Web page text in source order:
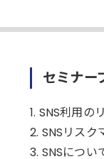
セミナー
1. SNS利用の
2. SNSリス
3. SNSについ